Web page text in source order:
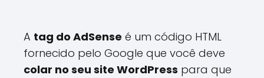
A tag do AdSense é um código HTML
fornecido pelo Google que você deve
colar no seu site WordPress para que